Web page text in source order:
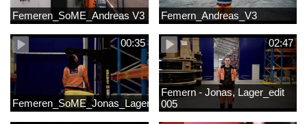
Femeren_SoME_Andreas V3 Femern_Andreas_V3
00:35
Femeren_SoME_Jonas_Lager
02:47
Femern - Jonas, Lager_edit
005